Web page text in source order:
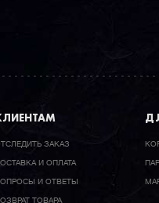
ЗАКАЗ
И ОПЛАТА
И ОТВЕТЫ
ТОВАРА